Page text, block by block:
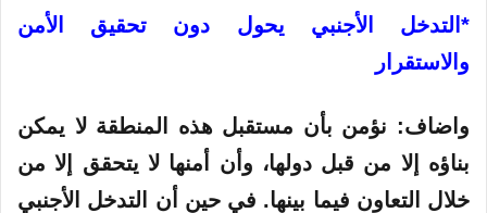
*التدخل الأجنبي يحول دون تحقيق الأمن
والاستقرار
واضاف: نؤمن بأن مستقبل هذه المنطقة لا يمكن
بناؤه إلا من قبل دولها، وأن أمنها لا يتحقق إلا من
خلال التعاون فيما بينها. في حين أن التدخل الأجنبي